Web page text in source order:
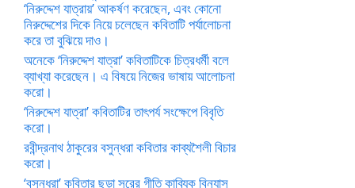
‘নিরুদ্দেশ যাত্রায়’ আকর্ষণ করেছেন, এবং কোনো
নিরুদ্দেশের দিকে নিয়ে চলেছেন কবিতাটি পর্যালোচনা
করে তা বুঝিয়ে দাও।
অনেকে ‘নিরুদ্দেশ যাত্রা’ কবিতাটিকে চিত্রধর্মী বলে
ব্যাখ্যা করেছেন। এ বিষয়ে নিজের ভাষায় আলোচনা
করো।
‘নিরুদ্দেশ যাত্রা’ কবিতাটির তাৎপর্য সংক্ষেপে বিবৃতি
করো।
রবীন্দ্রনাথ ঠাকুরের বসুন্ধরা কবিতার কাব্যশৈলী বিচার
করো।
‘বসুন্ধরা’ কবিতার ছড়া সুরের গীতি কাব্যিক বিন্যাস